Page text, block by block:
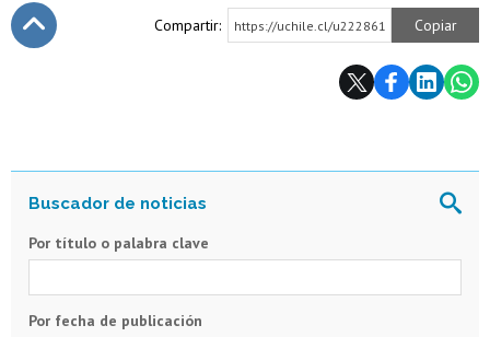
Compartir: https://uchile.cl/u222861 Copiar
Por título o palabra clave